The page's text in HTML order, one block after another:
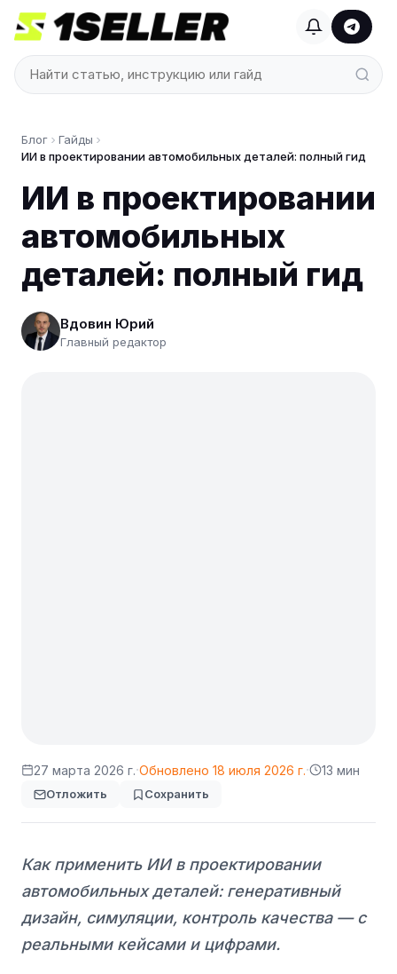
Блог
Гайды
ИИ в проектировании автомобильных деталей: полный гид
ИИ в проектировании
автомобильных
деталей: полный гид
Вдовин Юрий
Главный редактор
27 марта 2026 г.·Обновлено 18 июля 2026 г.· 13 мин
Отложить Сохранить
Как применить ИИ в проектировании
автомобильных деталей: генеративный
дизайн, симуляции, контроль качества — с
реальными кейсами и цифрами.